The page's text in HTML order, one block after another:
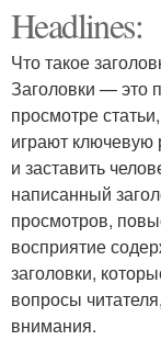
Headlines:
Что такое
Заголовки — это
просмотре
играют ключевую
и заставить
написанный
просмотров,
восприятие
заголовки,
вопросы
внимания.